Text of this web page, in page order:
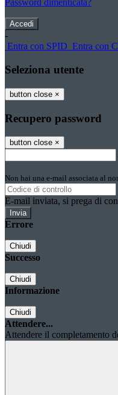
Password dimenticata?
-
Entra con SPID Entra con
Seleziona utente
button close ×
Recupero password
button close ×
Non hai una e-mail associata al
E-mail inviata, si prega di
Errore
Chiudi
Successo
Chiudi
Informazione
Chiudi
Attendere...
Attendere il completamento